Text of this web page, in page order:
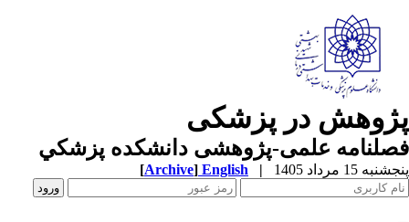
در پزشکی
علمی-پژوهشی دانشکده پزشکي
15 مرداد 1405 |
English
[Archive]